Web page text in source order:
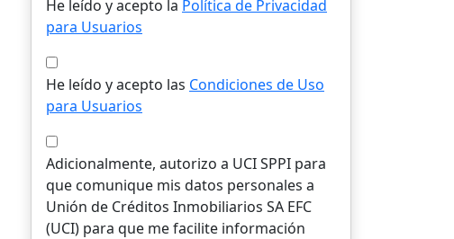
He leído y acepto la Política de Privacidad
para Usuarios
He leído y acepto las Condiciones de Uso
para Usuarios
Adicionalmente, autorizo a UCI SPPI para
que comunique mis datos personales a
Unión de Créditos Inmobiliarios SA EFC
(UCI) para que me facilite información